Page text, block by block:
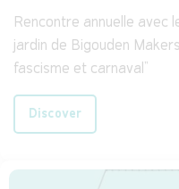
Rencontre annuelle avec
jardin de Bigouden
fascisme et carnaval”
Discover